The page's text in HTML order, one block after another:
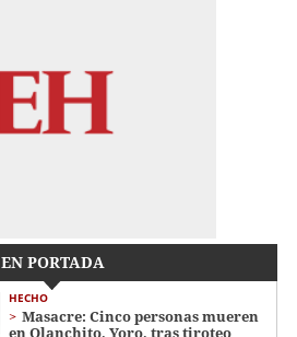
EN PORTADA
HECHO
Masacre: Cinco personas mueren
en Olanchito, Yoro, tras tiroteo